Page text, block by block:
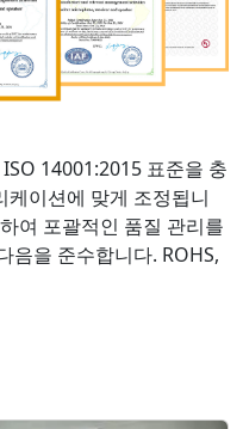
14001:2015 표준을 충
이션에 맞게 조정됩니
여 포괄적인 품질 관리를
음을 준수합니다. ROHS,